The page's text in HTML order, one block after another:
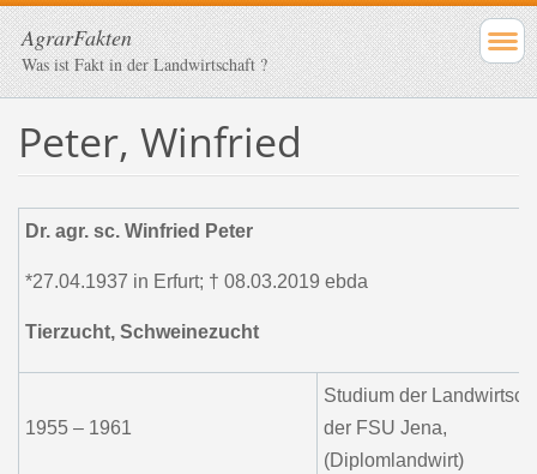
AgrarFakten
Was ist Fakt in der Landwirtschaft ?
Peter, Winfried
Dr. agr. sc. Winfried Peter
*27.04.1937 in Erfurt; † 08.03.2019 ebda
Tierzucht, Schweinezucht
1955 – 1961
Studium der
der FSU Jena,
(Diplomlandwirt)